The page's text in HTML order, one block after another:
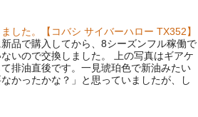
した。【コバシ サイバーハロー TX352】
品で購入してから、8シーズンフル稼働で
いので交換しました。 上の写真はギアケ
排油直後です。一見琥珀色で新油みたい
かったかな？」と思っていましたが、し